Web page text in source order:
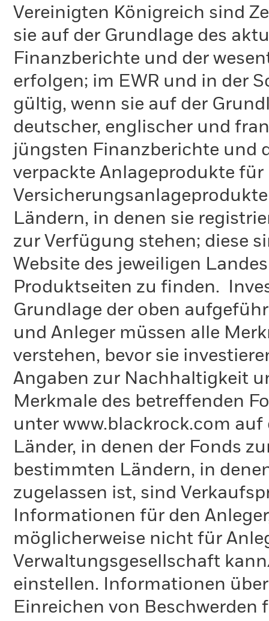
Vereinigten Königreich sind
sie auf der Grundlage des
Finanzberichte und der
erfolgen; im EWR und in der
gültig, wenn sie auf der
deutscher, englischer und
jüngsten Finanzberichte und
verpackte Anlageprodukte
Ländern, in denen sie
zur Verfügung stehen; diese
Website des jeweiligen
Produktseiten zu finden.
Grundlage der oben
und Anleger müssen alle
verstehen, bevor sie
Angaben zur Nachhaltigkeit
Merkmale des betreffenden
unter www.blackrock.com
Länder, in denen der Fonds
bestimmten Ländern, in
zugelassen ist, sind
Informationen für den
möglicherweise nicht für
Verwaltungsgesellschaft
einstellen. Informationen
Einreichen von Beschwerden